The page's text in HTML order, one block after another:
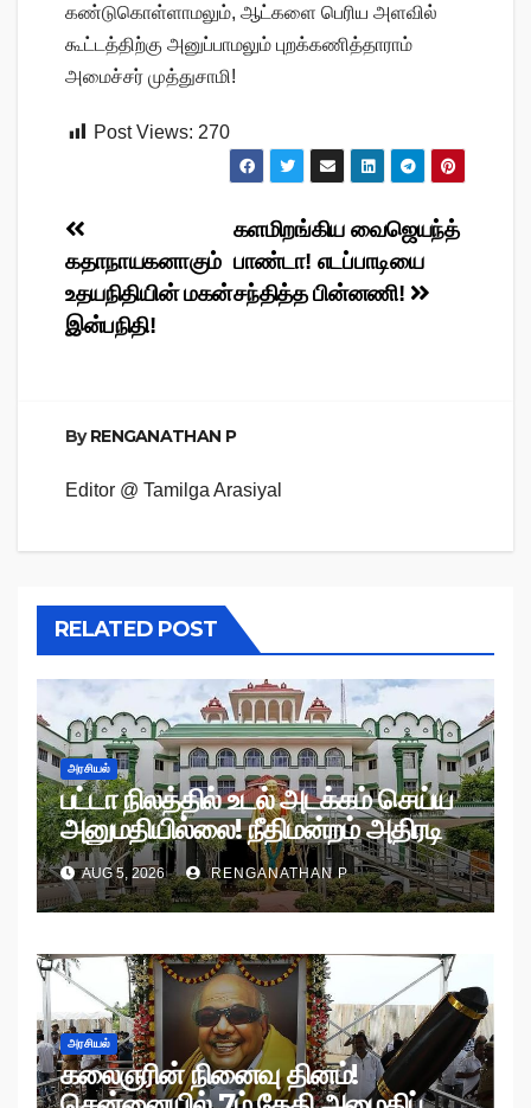
கண்டுகொள்ளாமலும், ஆட்களை பெரிய அளவில்
கூட்டத்திற்கு அனுப்பாமலும் புறக்கணித்தாராம்
அமைச்சர் முத்துசாமி!
Post Views: 270
Post
navigation
களமிறங்கிய வைஜெயந்த்
பாண்டா! எடப்பாடியை
சந்தித்த பின்னணி!
கதாநாயகனாகும்
உதயநிதியின் மகன்
இன்பநிதி!
ByRENGANATHAN P
Editor @ Tamilga Arasiyal
RELATED POST
அரசியல்
பட்டா நிலத்தில் உடல் அடக்கம் செய்ய
அனுமதியில்லை! நீதிமன்றம் அதிரடி
உத்தரவு!
AUG 5, 2026 RENGANATHAN P
அரசியல்
கலைஞரின் நினைவு தினம்!